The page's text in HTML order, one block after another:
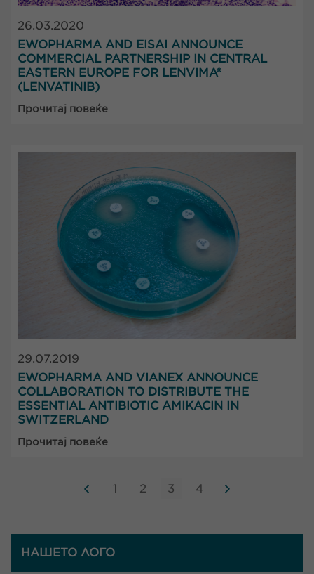
НАШЕТО ЛОГО
26.03.2020
EWOPHARMA AND EISAI ANNOUNCE
COMMERCIAL PARTNERSHIP IN CENTRAL
EASTERN EUROPE FOR LENVIMA®
(LENVATINIB)
Прочитај повеќе
29.07.2019
EWOPHARMA AND VIANEX ANNOUNCE
COLLABORATION TO DISTRIBUTE THE
ESSENTIAL ANTIBIOTIC AMIKACIN IN
SWITZERLAND
Прочитај повеќе
1 2 3 4